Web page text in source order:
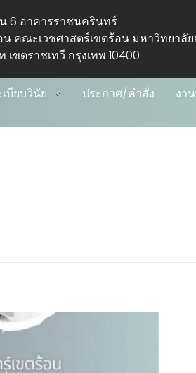
6 อาคารราชนครินทร์
น คณะเวชศาสตร์เขตร้อน มหาวิทยาลั
ขตราชเทวี กรุงเทพ 10400
เบียบวินัย ประกาศ/คำสั่ง งา